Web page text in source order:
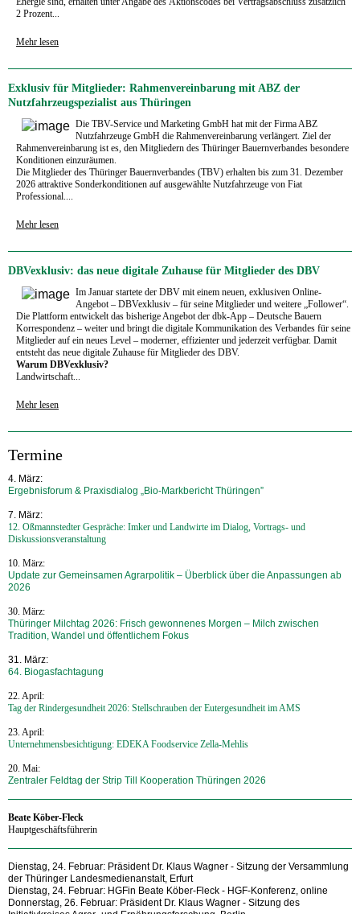
2 Prozent...
Mehr lesen
Exklusiv für Mitglieder: Rahmenvereinbarung mit ABZ der
Nutzfahrzeugspezialist aus Thüringen
Die TBV-Service und Marketing GmbH hat mit der Firma ABZ
Nutzfahrzeuge GmbH die Rahmenvereinbarung verlängert. Ziel der
Rahmenvereinbarung ist es, den Mitgliedern des Thüringer Bauernverbandes besondere
Konditionen einzuräumen.
Die Mitglieder des Thüringer Bauernverbandes (TBV) erhalten bis zum 31. Dezember
2026 attraktive Sonderkonditionen auf ausgewählte Nutzfahrzeuge von Fiat
Professional....
Mehr lesen
DBVexklusiv: das neue digitale Zuhause für Mitglieder des DBV
Im Januar startete der DBV mit einem neuen, exklusiven Online-
Angebot – DBVexklusiv – für seine Mitglieder und weitere „Follower“.
Die Plattform entwickelt das bisherige Angebot der dbk-App – Deutsche Bauern
Korrespondenz – weiter und bringt die digitale Kommunikation des Verbandes für seine
Mitglieder auf ein neues Level – moderner, effizienter und jederzeit verfügbar. Damit
entsteht das neue digitale Zuhause für Mitglieder des DBV.
Warum DBVexklusiv?
Landwirtschaft...
Mehr lesen
Termine
4. März:
Ergebnisforum & Praxisdialog „Bio-Markbericht Thüringen”
7. März:
12. Oßmannstedter Gespräche: Imker und Landwirte im Dialog, Vortrags- und
Diskussionsveranstaltung
10. März:
Update zur Gemeinsamen Agrarpolitik – Überblick über die Anpassungen ab
2026
30. März:
Thüringer Milchtag 2026: Frisch gewonnenes Morgen – Milch zwischen
Tradition, Wandel und öffentlichem Fokus
31. März:
64. Biogasfachtagung
22. April:
Tag der Rindergesundheit 2026: Stellschrauben der Eutergesundheit im AMS
23. April:
Unternehmensbesichtigung: EDEKA Foodservice Zella-Mehlis
20. Mai:
Zentraler Feldtag der Strip Till Kooperation Thüringen 2026
Beate Köber-Fleck
Hauptgeschäftsführerin
Dienstag, 24. Februar: Präsident Dr. Klaus Wagner - Sitzung der Versammlung
der Thüringer Landesmedienanstalt, Erfurt
Dienstag, 24. Februar: HGFin Beate Köber-Fleck - HGF-Konferenz, online
Donnerstag, 26. Februar: Präsident Dr. Klaus Wagner - Sitzung des